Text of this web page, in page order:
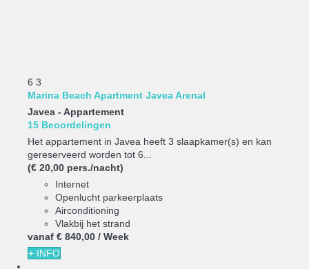
6 3
Marina Beach Apartment Javea Arenal
Javea - Appartement
15 Beoordelingen
Het appartement in Javea heeft 3 slaapkamer(s) en kan
gereserveerd worden tot 6...
(€ 20,00 pers./nacht)
Internet
Openlucht parkeerplaats
Airconditioning
Vlakbij het strand
vanaf € 840,00 / Week
+ INFO